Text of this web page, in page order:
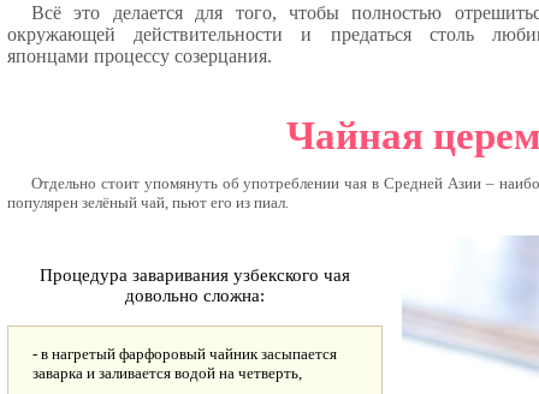
Всё это делается для того, чтобы полностью
окружающей действительности и предаться столь
японцами процессу созерцания.
Чайная
Отдельно стоит упомянуть об употреблении чая в Средней Азии –
популярен зелёный чай, пьют его из пиал.
Процедура заваривания узбекского чая
довольно сложна:
- в нагретый фарфоровый чайник засыпается
заварка и заливается водой на четверть,